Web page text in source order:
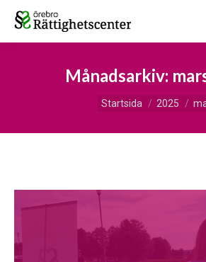
Månadsarkiv:
Du är här:
Startsida 2025